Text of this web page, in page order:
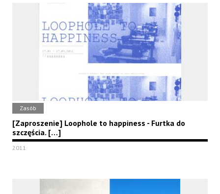
Zasób
[Zaproszenie] Loophole to happiness - Furtka do
szczęścia. […]
2011